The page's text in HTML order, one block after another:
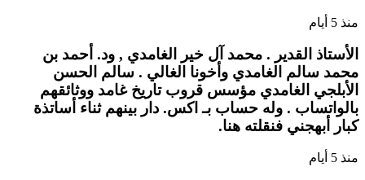
منذ 5 أيام
الأستاذ القدير . محمد آل خير الغامدي , ود. أحمد بن
محمد سالم الغامدي وأخونا الغالي . سالم الحسن
الأبلجي الغامدي مؤسس قروب تاريخ غامد ووثائقهم
بالواتساب . وله حساب بـ اكس. دار بينهم ثناء أساتذة
كبار أبهجني فنقلته هنا.
منذ 5 أيام